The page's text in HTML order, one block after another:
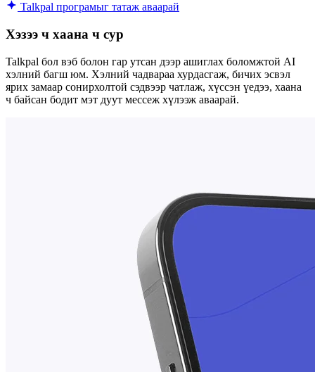
Talkpal програмыг татаж аваарай
Хэзээ ч хаана ч сур
Talkpal бол вэб болон гар утсан дээр ашиглах боломжтой AI
хэлний багш юм. Хэлний чадвараа хурдасгаж, бичих эсвэл
ярих замаар сонирхолтой сэдвээр чатлаж, хүссэн үедээ, хаана
ч байсан бодит мэт дуут мессеж хүлээж аваарай.